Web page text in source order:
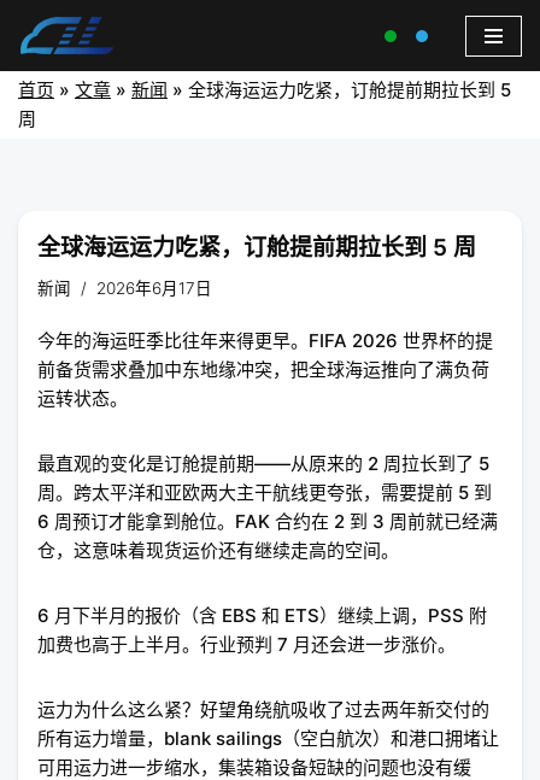
首页 » 文章 » 新闻 » 全球海运运力吃紧，订舱提前期拉长到 5
周
全球海运运力吃紧，订舱提前期拉长到 5 周
新闻 2026年6月17日
今年的海运旺季比往年来得更早。FIFA 2026 世界杯的提
前备货需求叠加中东地缘冲突，把全球海运推向了满负荷
运转状态。
最直观的变化是订舱提前期——从原来的 2 周拉长到了 5
周。跨太平洋和亚欧两大主干航线更夸张，需要提前 5 到
6 周预订才能拿到舱位。FAK 合约在 2 到 3 周前就已经满
仓，这意味着现货运价还有继续走高的空间。
6 月下半月的报价（含 EBS 和 ETS）继续上调，PSS 附
加费也高于上半月。行业预判 7 月还会进一步涨价。
运力为什么这么紧？好望角绕航吸收了过去两年新交付的
所有运力增量，blank sailings（空白航次）和港口拥堵让
可用运力进一步缩水，集装箱设备短缺的问题也没有缓